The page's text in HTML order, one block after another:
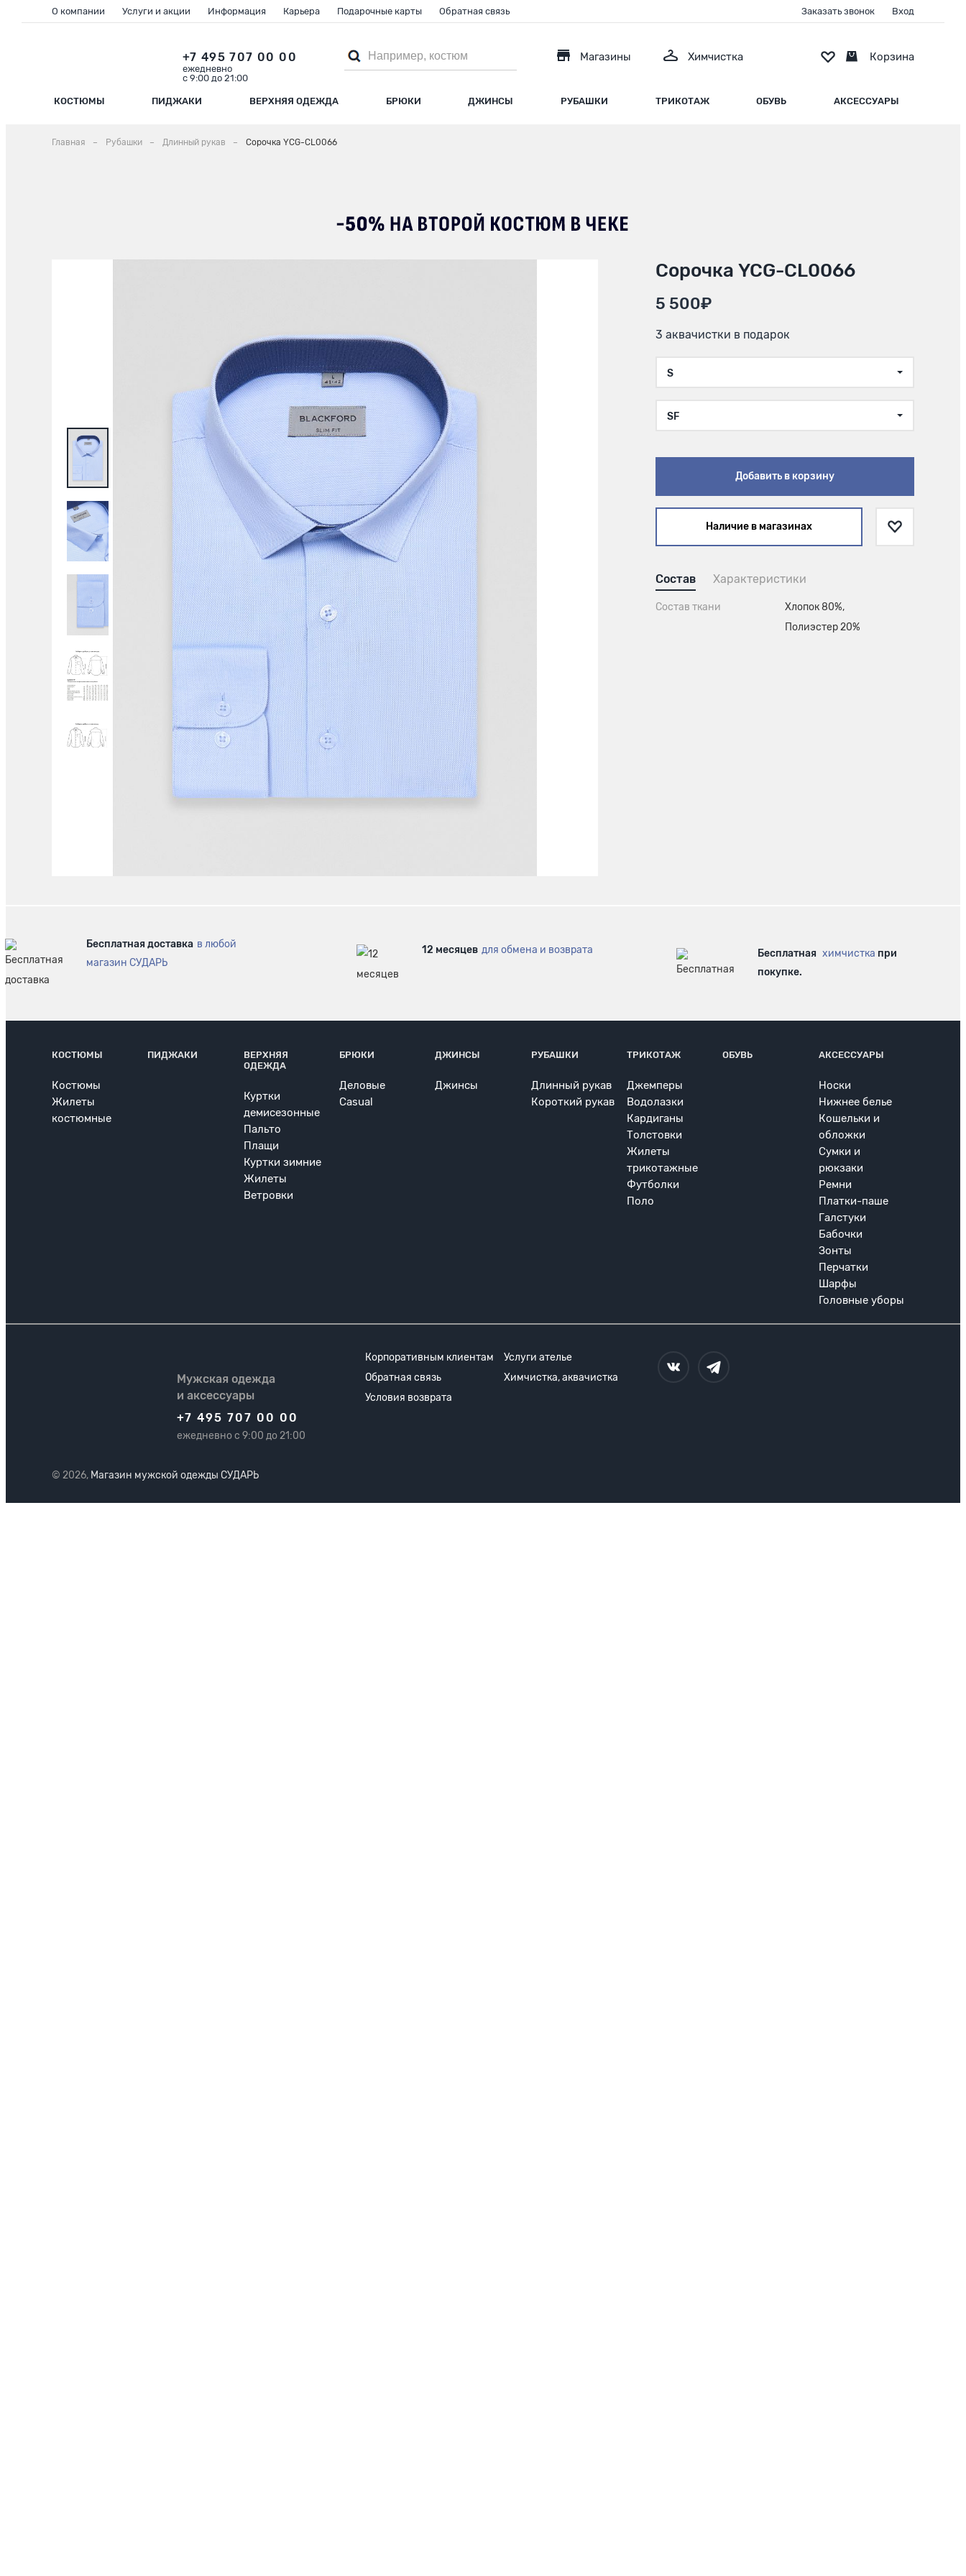
КОСТЮМЫ ПИДЖАКИ ВЕРХНЯЯ ОДЕЖДА БРЮКИ ДЖИНСЫ РУБАШКИ ТРИКОТАЖ ОБУВЬ АКСЕССУАРЫ
+7 495 707 00 00
ежедневно
с 9:00 до 21:00
Магазины Химчистка
О компании Услуги и акции Информация Карьера Подарочные карты Обратная связь Заказать звонок Вход
Корзина
Главная Рубашки Длинный рукав Сорочка YCG-CL0066
Сорочка YCG-CL0066
5 500₽
3 аквачистки в подарок
S
SF
Добавить в корзину
Наличие в магазинах
Состав Характеристики
Состав ткани
Хлопок 80%,
Полиэстер 20%
Бесплатная доставка в любой
магазин СУДАРЬ
12 месяцев для обмена и возврата Бесплатная химчистка при
покупке.
КОСТЮМЫ
Костюмы
Жилеты
костюмные
ПИДЖАКИ
ВЕРХНЯЯ
ОДЕЖДА
Куртки
демисезонные
Пальто
Плащи
Куртки зимние
Жилеты
Ветровки
БРЮКИ
Деловые
Casual
ДЖИНСЫ
Джинсы
РУБАШКИ
Длинный рукав
Короткий рукав
ТРИКОТАЖ
Джемперы
Водолазки
Кардиганы
Толстовки
Жилеты
трикотажные
Футболки
Поло
ОБУВЬ АКСЕССУАРЫ
Носки
Нижнее белье
Кошельки и
обложки
Сумки и
рюкзаки
Ремни
Платки-паше
Галстуки
Бабочки
Зонты
Перчатки
Шарфы
Головные уборы
Мужская одежда
и аксессуары
+7 495 707 00 00
ежедневно с 9:00 до 21:00
Корпоративным клиентам
Услуги ателье
Обратная связь
Химчистка, аквачистка
Условия возврата
© 2026, Магазин мужской одежды СУДАРЬ